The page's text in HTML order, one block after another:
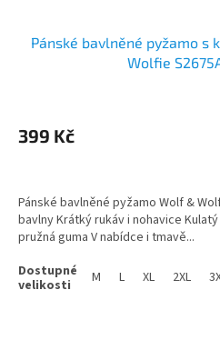
Pánské bavlněné pyžamo s
Wolfie
399 Kč
Pánské bavlněné pyžamo Wolf &
bavlny Krátký rukáv i nohavice
pružná guma V nabídce i tmavě...
M L XL 2XL